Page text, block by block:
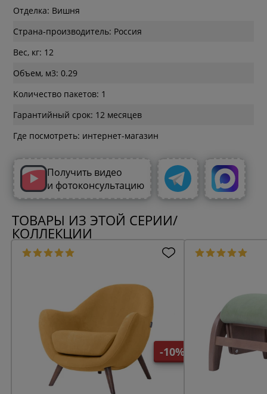
Отделка: Вишня
Страна-производитель: Россия
Вес, кг: 12
Объем, м3: 0.29
Количество пакетов: 1
Гарантийный срок: 12 месяцев
Где посмотреть: интернет-магазин
Получить видео
и фотоконсультацию
ТОВАРЫ ИЗ ЭТОЙ СЕРИИ/
КОЛЛЕКЦИИ
-10%